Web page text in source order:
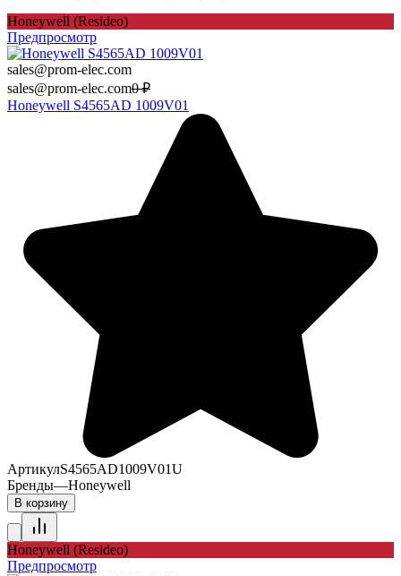
Honeywell (Resideo)
Предпросмотр
sales@prom-elec.com
sales@prom-elec.com0 ₽
Honeywell S4565AD 1009V01
АртикулS4565AD1009V01U
Бренды—Honeywell
В корзину
Honeywell (Resideo)
Предпросмотр